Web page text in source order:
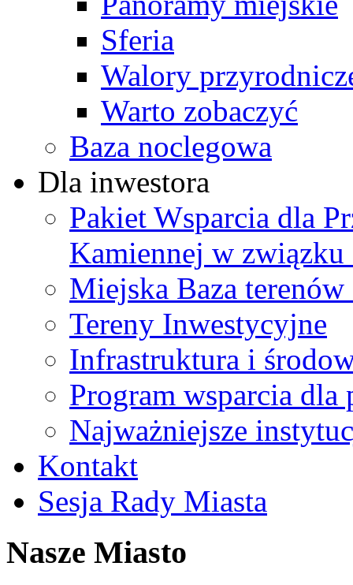
Sferia
Walory
Warto zobaczyć
Baza noclegowa
Dla inwestora
Pakiet Wsparcia dla
Kamiennej w
Miejska Baza
Tereny Inwestycyjne
Infrastruktura i
Program wsparcia
Najważniejsze
Kontakt
Sesja Rady Miasta
Nasze Miasto